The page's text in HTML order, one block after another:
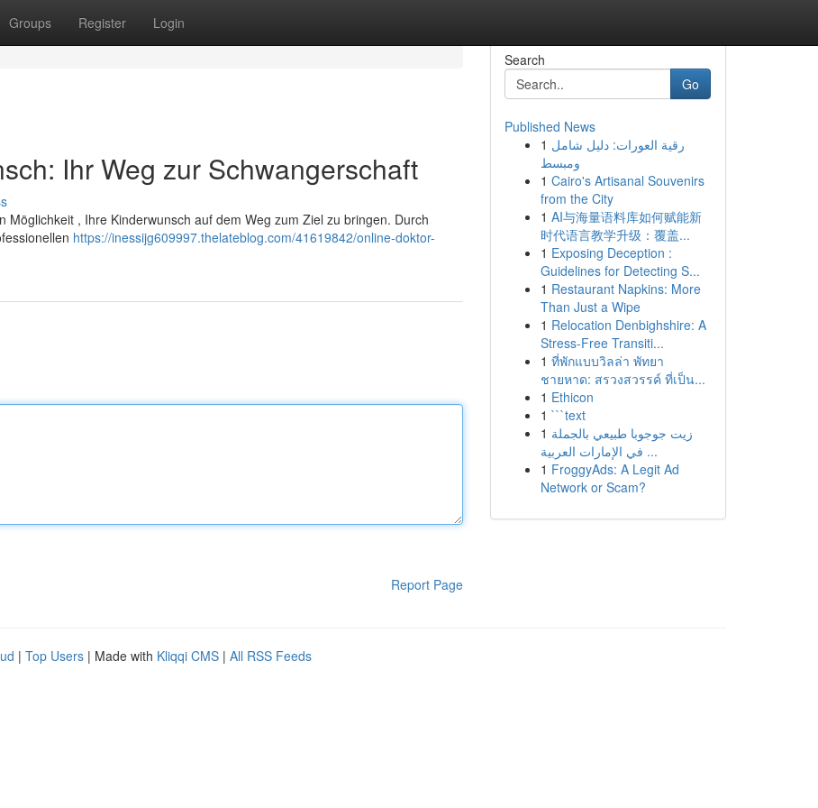
Groups Register Login
Ihr Weg zur Schwangerschaft
, Ihre Kinderwunsch auf dem Weg zum Ziel zu bringen. Durch
https://inessijg609997.thelateblog.com/41619842/online-doktor-
Report Page
Search
Go
Published News
1 رقية العورات: دليل شامل
ومبسط
1 Cairo's Artisanal Souvenirs
from the City
1 AI与海量语料库如何赋能新
时代语言教学升级：覆盖...
1 Exposing Deception :
Guidelines for Detecting S...
1 Restaurant Napkins: More
Than Just a Wipe
1 Relocation Denbighshire: A
Stress-Free Transiti...
1 ที่พักแบบวิลล่า พัทยา
ชายหาด: สรวงสวรรค์ ที่เป็น...
1 Ethicon
1 ```text
1 زيت جوجوبا طبيعي بالجملة
في الإمارات العربية ...
1 FroggyAds: A Legit Ad
Network or Scam?
| Top Users | Made with Kliqqi CMS | All RSS Feeds